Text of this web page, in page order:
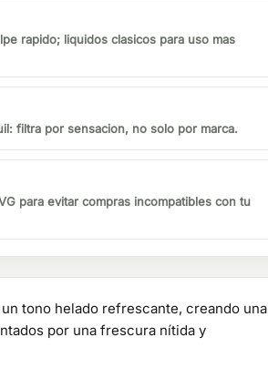
rapido; liquidos clasicos para uso mas
filtra por sensacion, no solo por marca.
para evitar compras incompatibles con tu
tono helado refrescante, creando una
por una frescura nítida y